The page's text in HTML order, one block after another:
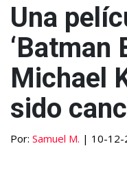
Una
‘Batman
Michael
sido
Por: Samuel M. | 10-12-